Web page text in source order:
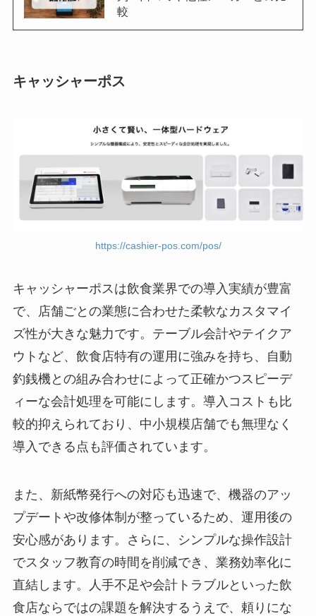
較
キャッシャーポス
https://cashier-pos.com/pos/
キャッシャーポスは飲食業界での導入実績が豊富
で、店舗ごとの業態に合わせた柔軟なカスタマイ
ズ性が大きな魅力です。テーブル会計やテイクア
ウトなど、飲食店特有の運用に強みを持ち、自動
釣銭機との組み合わせによって正確かつスピーデ
ィーな会計処理を可能にします。導入コストも比
較的抑えられており、中小規模店舗でも無理なく
導入できる点も評価されています。
また、新紙幣発行への対応も迅速で、機器のアッ
プデートや改修体制が整っているため、運用後の
安心感があります。さらに、シンプルな操作設計
でスタッフ教育の時間を削減でき、業務効率化に
直結します。人手不足や会計トラブルといった飲
食店ならではの課題を解決するうえで、頼りにな